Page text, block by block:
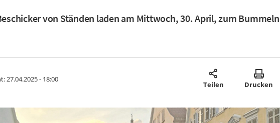
von Ständen laden am Mittwoch, 30. April, zum Bummeln
27.04.2025 - 18:00
Teilen Drucken